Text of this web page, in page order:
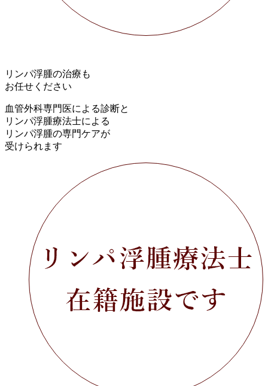
リンパ浮腫の治療も
お任せください
血管外科専門医による診断と
リンパ浮腫療法士による
リンパ浮腫の専門ケアが
受けられます